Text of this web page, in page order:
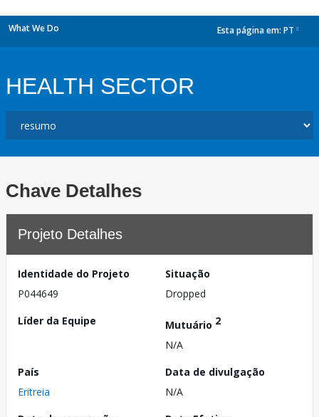
What We Do Esta página em: PT
HEALTH SECTOR
Chave Detalhes
Projeto Detalhes
Identidade do Projeto
P044649
Situação
Dropped
Líder da Equipe
Mutuário 2
N/A
País
Eritreia
Data de divulgação
N/A